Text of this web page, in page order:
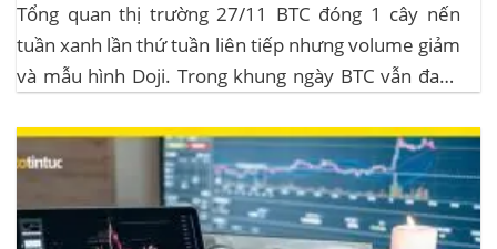
Tổng quan thị trường 27/11 BTC đóng 1 cây nến
tuần xanh lần thứ tuần liên tiếp nhưng volume giảm
và mẫu hình Doji. Trong khung ngày BTC vẫn đang
triệu đô Stablecoin bị rút khỏi các sàn giao dịch...